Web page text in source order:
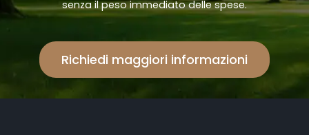
senza il peso immediato delle spese.
Richiedi maggiori informazioni